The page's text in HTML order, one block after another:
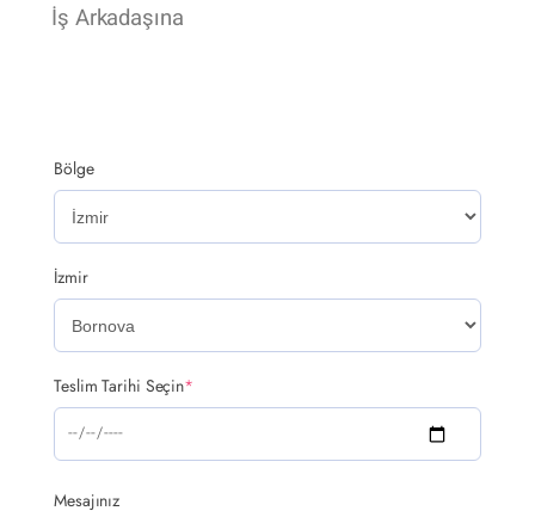
İş Arkadaşına
Bölge
İzmir
Teslim Tarihi Seçin*
Mesajınız